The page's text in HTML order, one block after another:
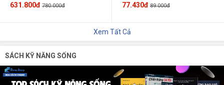
631.800đ 780.000đ 77.430đ 89.000đ
Xem Tất Cả
SÁCH KỸ NĂNG SỐNG